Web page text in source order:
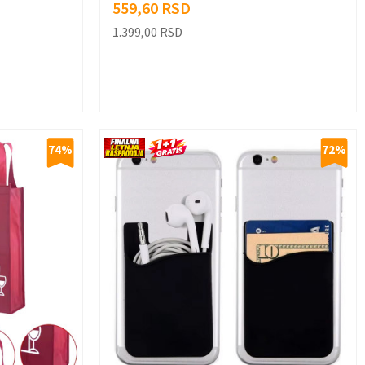
559,60 RSD
1.399,00RSD
74% 72%